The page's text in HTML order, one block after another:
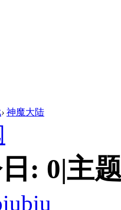
› 神魔大陆
: 0|主